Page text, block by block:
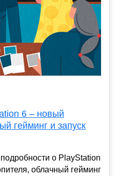
6 – новый
гейминг и запуск
о PlayStation
облачный гейминг